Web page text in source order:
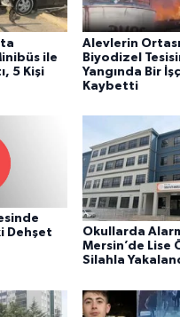
ile
5 Kişi
Alevlerin
Biyodizel
Yangında Bir
Kaybetti
Dehşet
Okullarda
Mersin’de Lise
Silahla